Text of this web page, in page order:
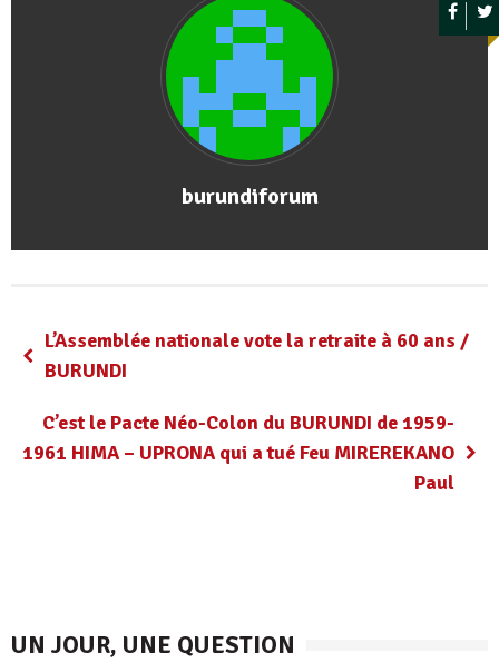
burundiforum
L’Assemblée nationale vote la retraite à 60 ans /
BURUNDI
C’est le Pacte Néo-Colon du BURUNDI de 1959-
1961 HIMA – UPRONA qui a tué Feu MIREREKANO
Paul
UN JOUR, UNE QUESTION